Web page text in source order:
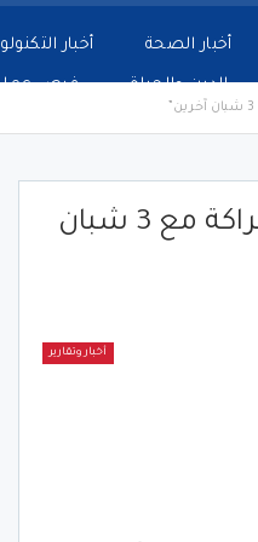
أخبار الصحة أخبار
الدين والحياة فرص
علامات الساعة ونهاية الزمان “أب يغتصب ابنته بالشراكة مع 3 شبان
أخبار وتقارير